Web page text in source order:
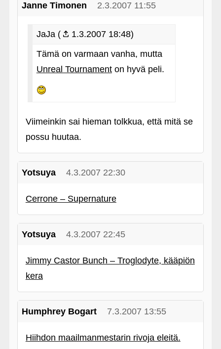
Janne Timonen 2.3.2007 11:55
JaJa (
1.3.2007 18:48)
Tämä on varmaan vanha, mutta
Unreal Tournamenton hyvä peli.
Viimeinkin sai hieman tolkkua, että mitä se
possu huutaa.
Yotsuya 4.3.2007 22:30
Cerrone – Supernature
Yotsuya 4.3.2007 22:45
Jimmy Castor Bunch – Troglodyte, kääpiön
kera
Humphrey Bogart 7.3.2007 13:55
Hiihdon maailmanmestarin rivoja eleitä.